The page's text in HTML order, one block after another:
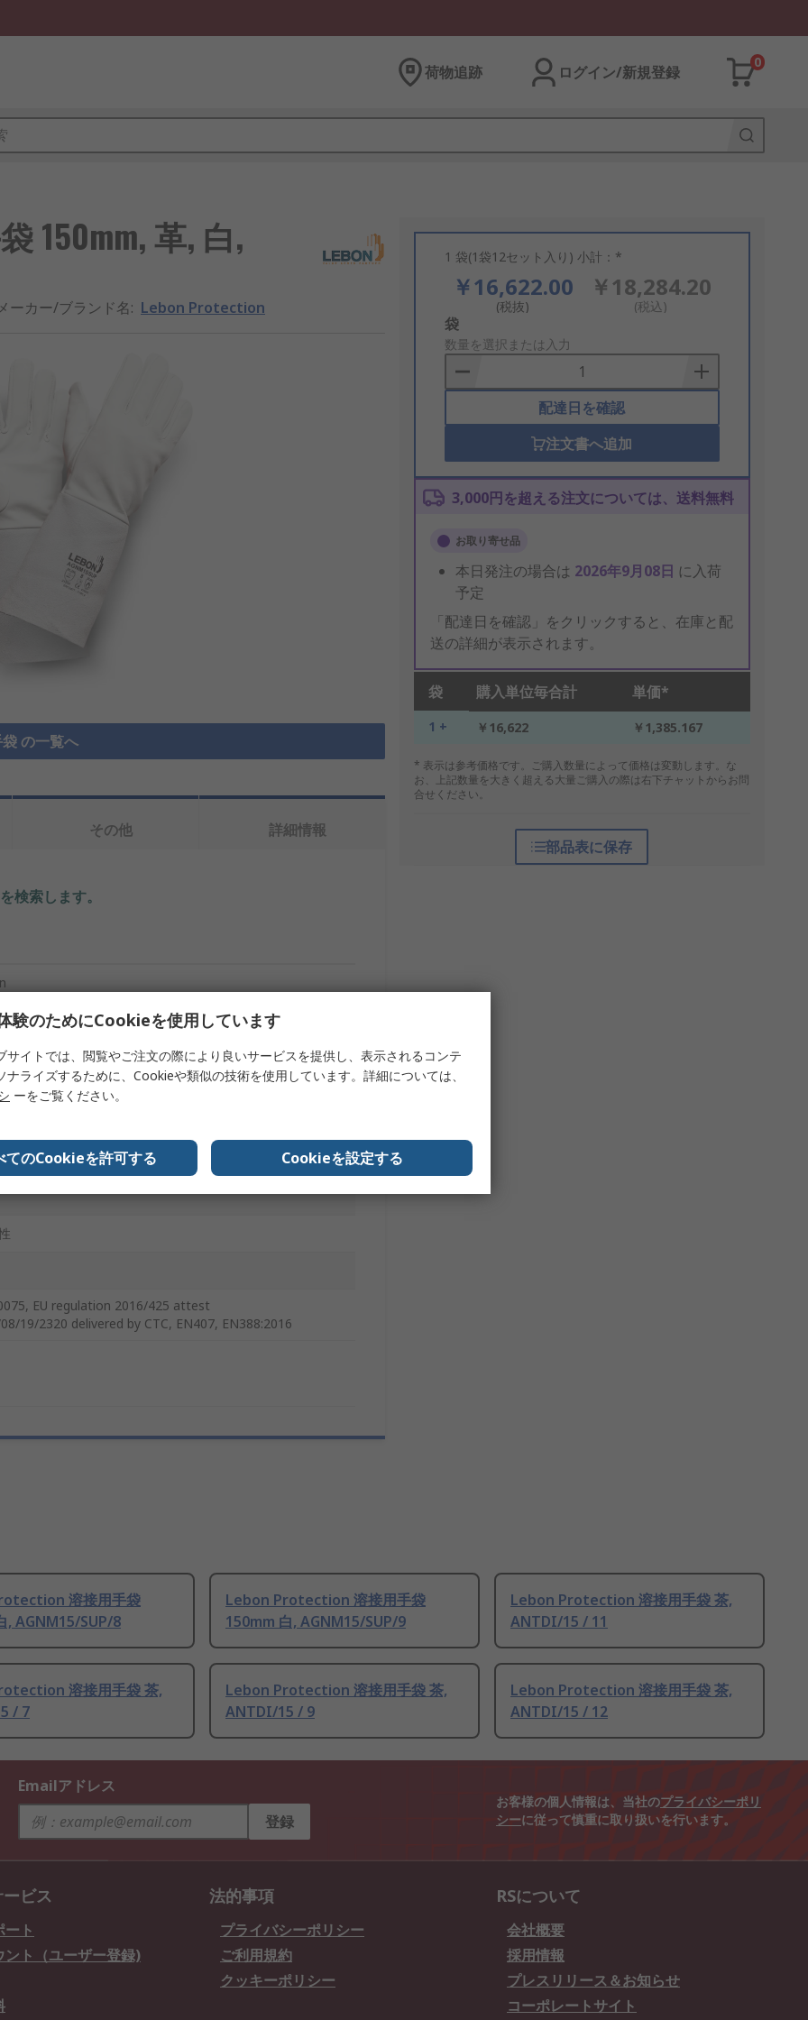
荷物追跡 ログイン/新規登録
0
150mm, 革, 白,
ーカー/ブランド名: Lebon Protection
の一覧へ
1 袋(1袋12セット入り) 小計：*
￥16,622.00
(税抜)
￥18,284.20
(税込)
Add
to
Basket
袋
数量を選択または入力
配達日を確認
注文書へ追加
3,000円を超える注文については、送料無料
お取り寄せ品
本日発注の場合は 2026年9月08日 に入荷
予定
「配達日を確認」をクリックすると、在庫と配
送の詳細が表示されます。
袋 購入単位毎合計 単価*
1 + ￥16,622 ￥1,385.167
* 表示は参考価格です。ご購入数量によって価格は変動します。な
お、上記数量を大きく超える大量ご購入の際は右下チャットからお問
合せください。
部品表に保存
その他 詳細情報
検索します。
EU regulation 2016/425 attest
19/2320 delivered by CTC, EN407, EN388:2016
溶接用手袋
, AGNM15/SUP/8
Lebon Protection 溶接用手袋
150mm 白, AGNM15/SUP/9
Lebon Protection 溶接用手袋 茶,
ANTDI/15 / 11
溶接用手袋 茶,
/ 7
Lebon Protection 溶接用手袋 茶,
ANTDI/15 / 9
Lebon Protection 溶接用手袋 茶,
ANTDI/15 / 12
Emailアドレス
登録
お客様の個人情報は、当社のプライバシーポリ
シーに従って慎重に取り扱いを行います。
ビス
ト
ント（ユーザー登録)
法的事項
プライバシーポリシー
ご利用規約
クッキーポリシー
RSについて
会社概要
採用情報
プレスリリース＆お知らせ
コーポレートサイト
験のためにCookieを使用しています
サイトでは、閲覧やご注文の際により良いサービスを提供し、表示されるコンテ
ナライズするために、Cookieや類似の技術を使用しています。詳細については、
ーをご覧ください。
てのCookieを許可する Cookieを設定する